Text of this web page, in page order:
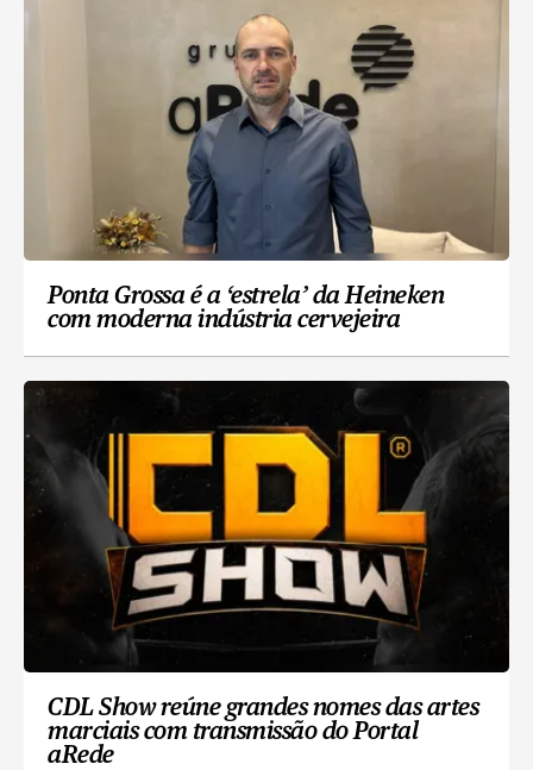
Ponta Grossa é a ‘estrela’ da Heineken
com moderna indústria cervejeira
CDL Show reúne grandes nomes das artes
marciais com transmissão do Portal
aRede